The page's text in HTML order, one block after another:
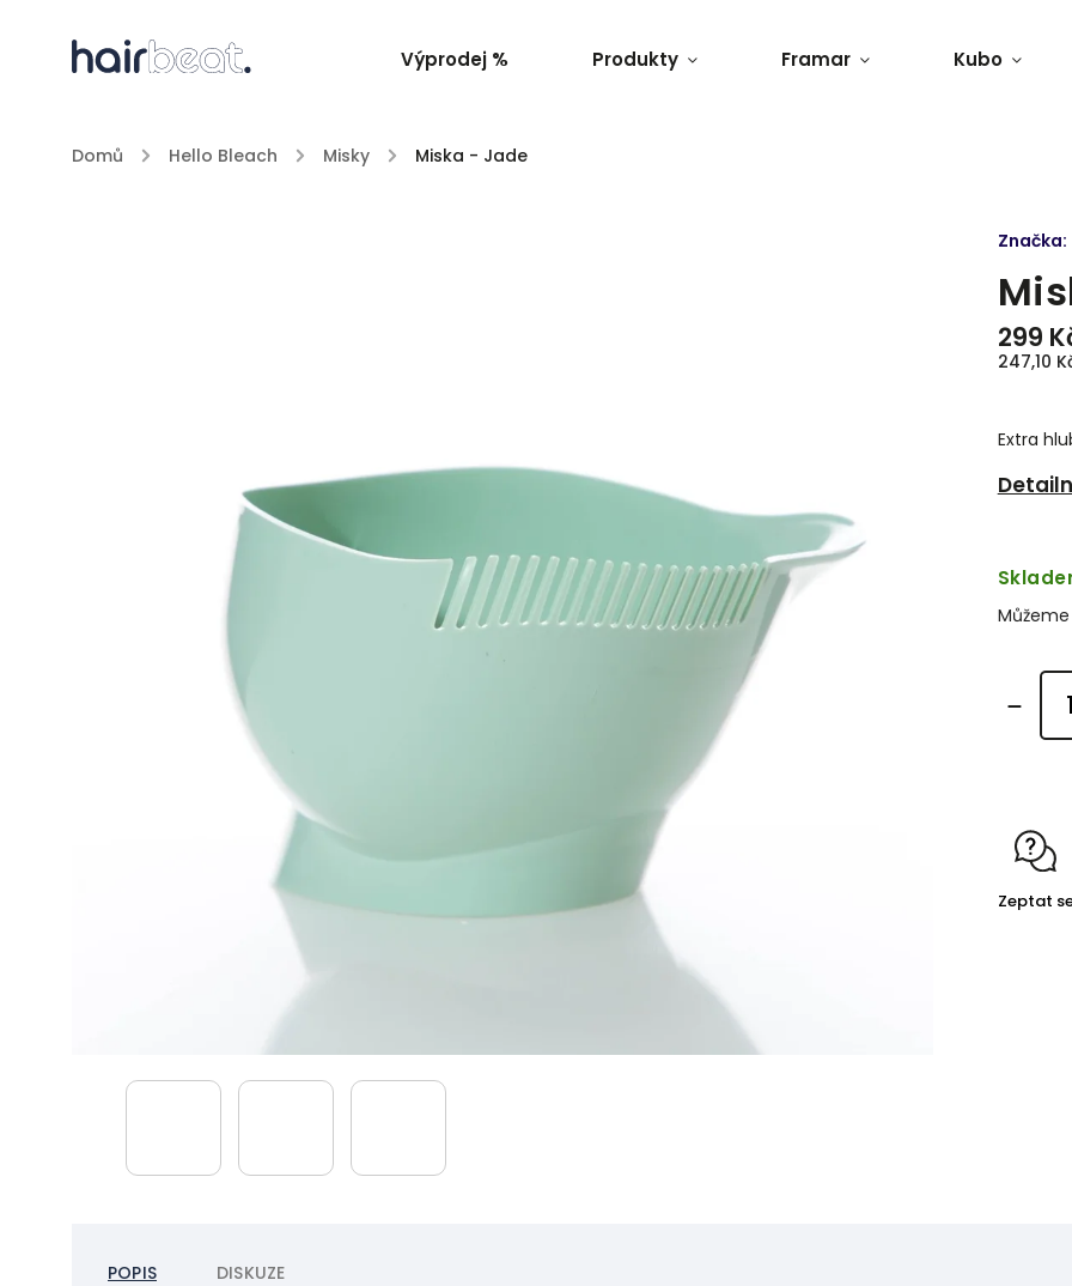
Výprodej % Produkty Framar Kubo
Domů / Hello Bleach / Misky / Miska - Jade
299
247,10
Extra
Značka:
Zeptat
POPIS DISKUZE